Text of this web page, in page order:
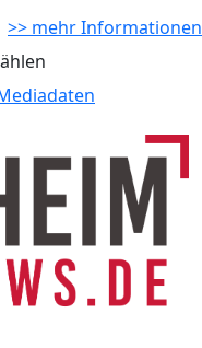
>> mehr Informationen